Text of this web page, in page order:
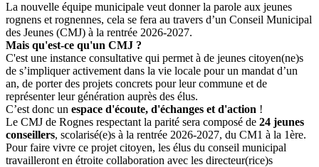
La nouvelle équipe municipale veut donner la parole aux jeunes
rognens et rognennes, cela se fera au travers d’un Conseil Municipal
des Jeunes (CMJ) à la rentrée 2026-2027.
Mais qu'est-ce qu'un CMJ ?
C'est une instance consultative qui permet à de jeunes citoyen(ne)s
de s’impliquer activement dans la vie locale pour un mandat d’un
an, de porter des projets concrets pour leur commune et de
représenter leur génération auprès des élus.
C’est donc un espace d'écoute, d'échanges et d'action !
Le CMJ de Rognes respectant la parité sera composé de 24 jeunes
conseillers, scolarisé(e)s à la rentrée 2026-2027, du CM1 à la 1ère.
Pour faire vivre ce projet citoyen, les élus du conseil municipal
travailleront en étroite collaboration avec les directeur(rice)s